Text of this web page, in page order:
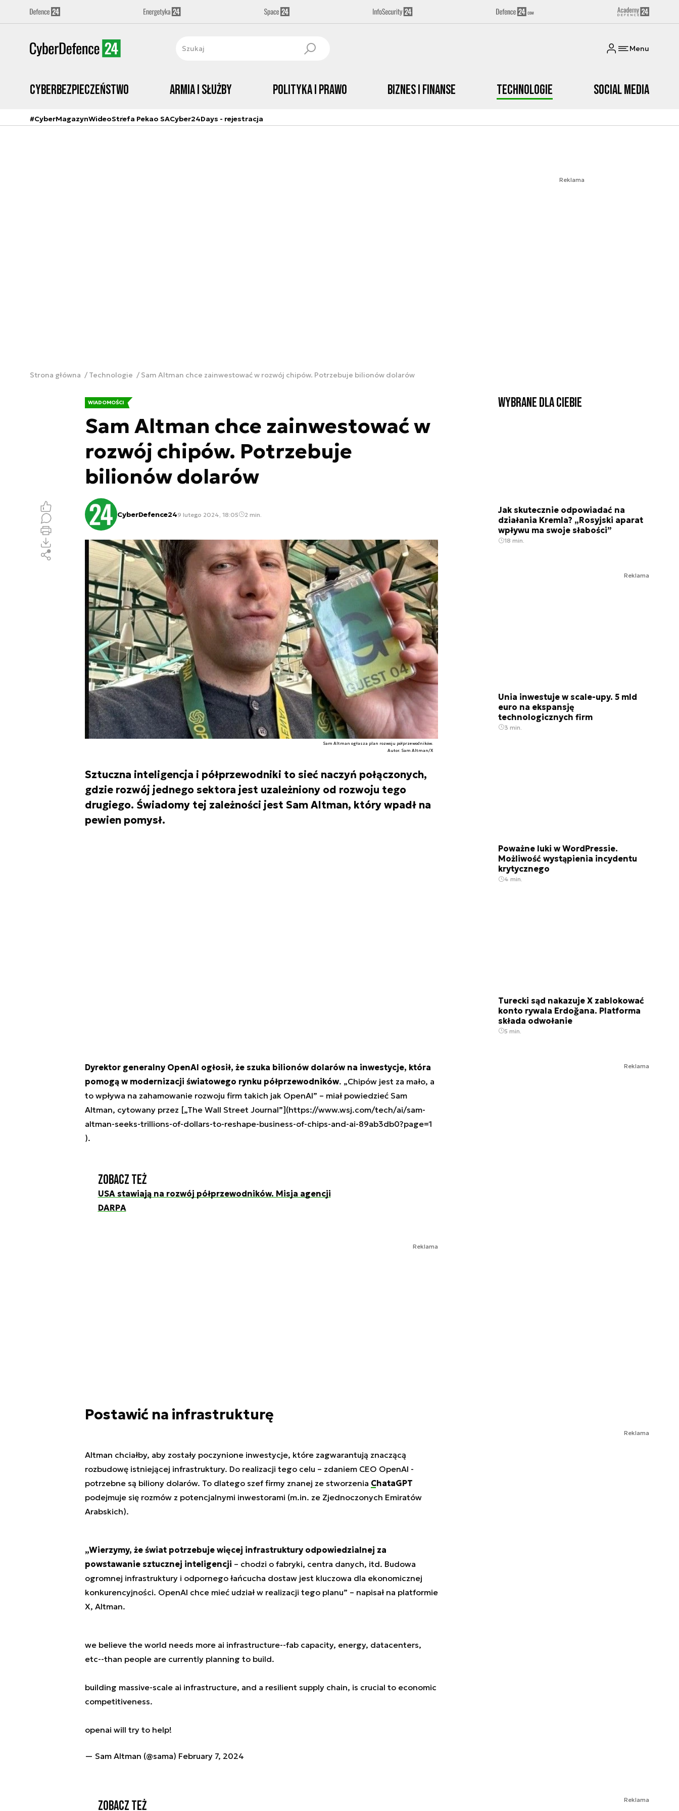
Menu
Cyberbezpieczeństwo Armia i Służby Polityka i prawo Biznes i Finanse Technologie Social media
#CyberMagazynWideoStrefa Pekao SACyber24Days - rejestracja
Reklama
Strona główna Technologie Sam Altman chce zainwestować w rozwój chipów. Potrzebuje bilionów dolarów
WIADOMOŚCI
Sam Altman chce zainwestować w
rozwój chipów. Potrzebuje
bilionów dolarów
CyberDefence249 lutego 2024, 18:05 2 min.
Sam Altman ogłasza plan rozwoju półprzewodników.
Autor. Sam Altman/X
Sztuczna inteligencja i półprzewodniki to sieć naczyń połączonych,
gdzie rozwój jednego sektora jest uzależniony od rozwoju tego
drugiego. Świadomy tej zależności jest Sam Altman, który wpadł na
pewien pomysł.
Dyrektor generalny OpenAI ogłosił, że szuka bilionów dolarów na inwestycje, która
pomogą w modernizacji światowego rynku półprzewodników. „Chipów jest za mało, a
to wpływa na zahamowanie rozwoju firm takich jak OpenAI” – miał powiedzieć Sam
Altman, cytowany przez [„The Wall Street Journal”](https://www.wsj.com/tech/ai/sam-
altman-seeks-trillions-of-dollars-to-reshape-business-of-chips-and-ai-89ab3db0?page=1
).
Zobacz też
USA stawiają na rozwój półprzewodników. Misja agencji
DARPA
Reklama
Postawić na infrastrukturę
Altman chciałby, aby zostały poczynione inwestycje, które zagwarantują znaczącą
rozbudowę istniejącej infrastruktury. Do realizacji tego celu – zdaniem CEO OpenAI -
potrzebne są biliony dolarów. To dlatego szef firmy znanej ze stworzenia ChataGPT
podejmuje się rozmów z potencjalnymi inwestorami (m.in. ze Zjednoczonych Emiratów
Arabskich).
„Wierzymy, że świat potrzebuje więcej infrastruktury odpowiedzialnej za
powstawanie sztucznej inteligencji – chodzi o fabryki, centra danych, itd. Budowa
ogromnej infrastruktury i odpornego łańcucha dostaw jest kluczowa dla ekonomicznej
konkurencyjności. OpenAI chce mieć udział w realizacji tego planu” – napisał na platformie
X, Altman.
we believe the world needs more ai infrastructure--fab capacity, energy, datacenters,
etc--than people are currently planning to build.
building massive-scale ai infrastructure, and a resilient supply chain, is crucial to economic
competitiveness.
openai will try to help!
— Sam Altman (@sama) February 7, 2024
Zobacz też
Wybrane dla Ciebie
Jak skutecznie odpowiadać na
działania Kremla? „Rosyjski aparat
wpływu ma swoje słabości”
18 min.
Reklama
Unia inwestuje w scale-upy. 5 mld
euro na ekspansję
technologicznych firm
3 min.
Poważne luki w WordPressie.
Możliwość wystąpienia incydentu
krytycznego
4 min.
Turecki sąd nakazuje X zablokować
konto rywala Erdoğana. Platforma
składa odwołanie
5 min.
Reklama
Reklama
Reklama